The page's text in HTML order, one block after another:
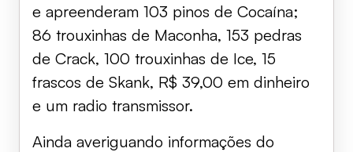
e apreenderam 103 pinos de Cocaína;
86 trouxinhas de Maconha, 153 pedras
de Crack, 100 trouxinhas de Ice, 15
frascos de Skank, R$ 39,00 em dinheiro
e um radio transmissor.
Ainda averiguando informações do